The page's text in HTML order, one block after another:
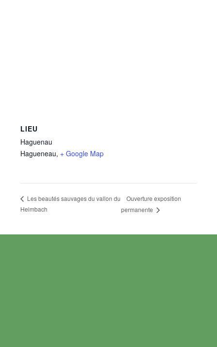
LIEU
Haguenau
Hagueneau, + Google Map
Les beautés sauvages du vallon du
Heimbach
Ouverture exposition
permanente